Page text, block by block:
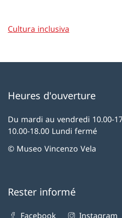
Cultura inclusiva
Heures d'ouverture
Du mardi au vendredi 10.00-
10.00-18.00 Lundi fermé
© Museo Vincenzo Vela
Rester informé
Facebook Instagram